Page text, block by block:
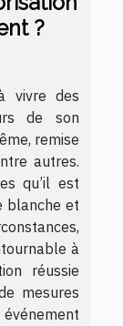
?
vivre des
de son
remise
autres.
qu’il est
blanche et
à
réussie
mesures